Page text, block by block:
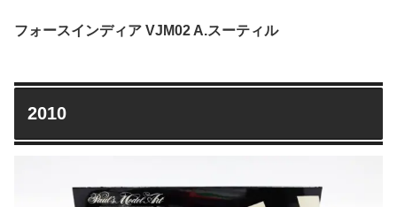
フォースインディア VJM02 A.スーティル
2010